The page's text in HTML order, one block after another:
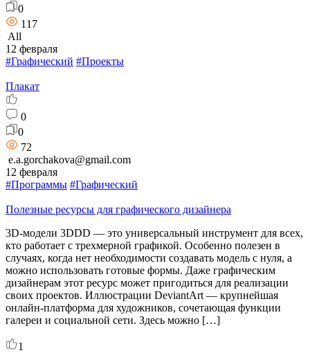
0
117
All
12 февраля
#Графический #Проекты
Плакат
0
0
72
e.a.gorchakova@gmail.com
12 февраля
#Программы #Графический
Полезные ресурсы для графического дизайнера
3D-модели 3DDD — это универсальный инструмент для всех,
кто работает с трехмерной графикой. Особенно полезен в
случаях, когда нет необходимости создавать модель с нуля, а
можно использовать готовые формы. Даже графическим
дизайнерам этот ресурс может пригодиться для реализации
своих проектов. Иллюстрации DeviantArt — крупнейшая
онлайн-платформа для художников, сочетающая функции
галереи и социальной сети. Здесь можно […]
1